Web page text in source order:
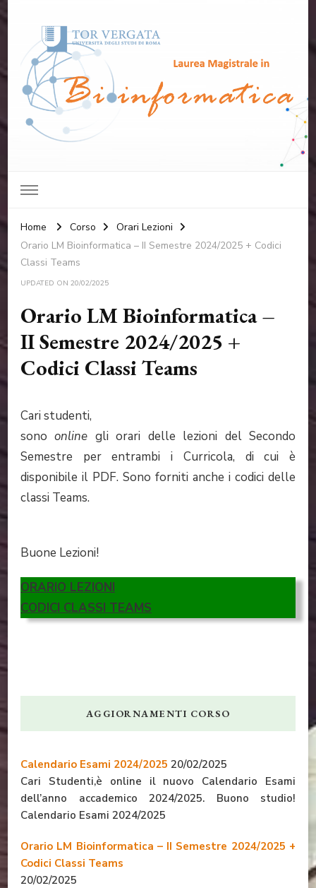
Laurea Magistrale in
Bioinformatica
Home Corso
Orari Lezioni
Orario LM Bioinformatica – II Semestre 2024/2025 + Codici
Classi Teams
UPDATED ON 20/02/2025
Orario LM Bioinformatica –
II Semestre 2024/2025 +
Codici Classi Teams
Cari studenti,
sonoonline gli orari delle lezioni del Secondo
Semestre per entrambi i Curricola, di cui è
disponibile il PDF. Sono forniti anche i codici delle
classi Teams.
Buone Lezioni!
ORARIO LEZIONI
CODICI CLASSI TEAMS
AGGIORNAMENTI CORSO
Calendario Esami 2024/2025 20/02/2025
Cari Studenti,è online il nuovo Calendario Esami
dell’anno accademico 2024/2025. Buono studio!
Calendario Esami 2024/2025
Orario LM Bioinformatica – II Semestre 2024/2025 +
Codici Classi Teams
20/02/2025